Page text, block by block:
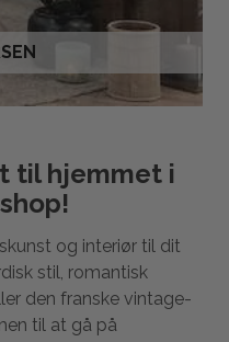
til hjemmet i
og interiør til dit
stil, romantisk
den franske vintage-
til at gå på